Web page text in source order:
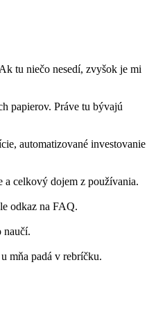
tu niečo nesedí, zvyšok je mi
papierov. Práve tu bývajú
automatizované investovanie
a celkový dojem z používania.
odkaz na FAQ.
naučí.
mňa padá v rebríčku.